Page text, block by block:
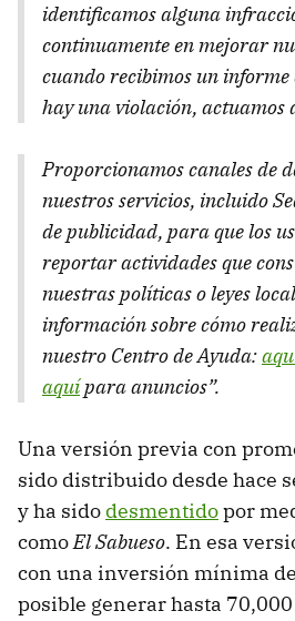
identificamos alguna
continuamente en mejorar
cuando recibimos un informe
hay una violación, actuamos
Proporcionamos canales de
nuestros servicios, incluido
de publicidad, para que los
reportar actividades que
nuestras políticas o leyes
información sobre cómo
nuestro Centro de Ayuda:
aquípara anuncios”.
Una versión previa con
sido distribuido desde hace
y ha sido desmentidopor
comoEl Sabueso. En esa
con una inversión mínima
posible generar hasta 70,000